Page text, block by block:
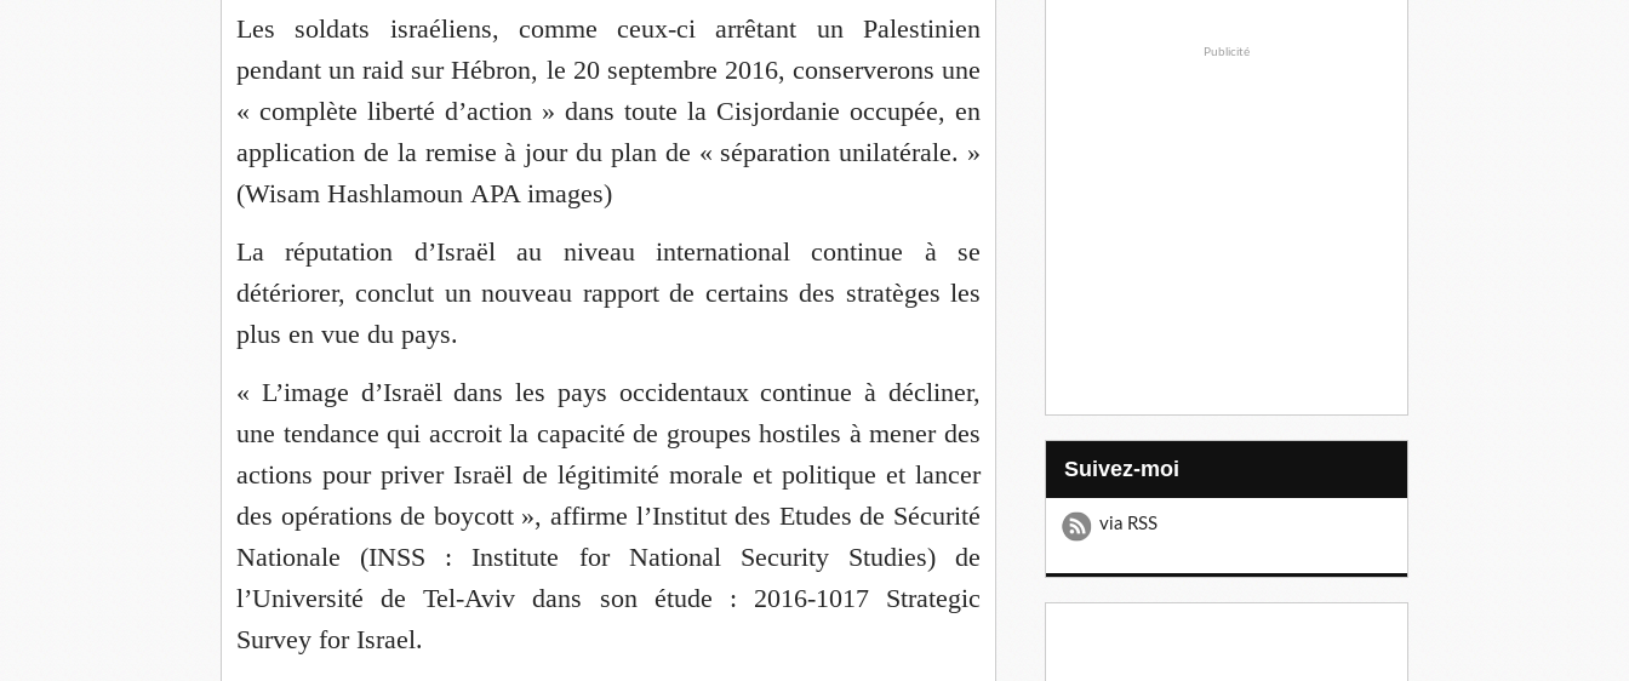
Les soldats israéliens, comme ceux-ci arrêtant un Palestinien
pendant un raid sur Hébron, le 20 septembre 2016, conserverons une
« complète liberté d’action » dans toute la Cisjordanie occupée, en
application de la remise à jour du plan de « séparation unilatérale. »
(Wisam Hashlamoun APA images)
La réputation d’Israël au niveau international continue à se
détériorer, conclut un nouveau rapport de certains des stratèges les
plus en vue du pays.
« L’image d’Israël dans les pays occidentaux continue à décliner,
une tendance qui accroit la capacité de groupes hostiles à mener des
actions pour priver Israël de légitimité morale et politique et lancer
des opérations de boycott », affirme l’Institut des Etudes de Sécurité
Nationale (INSS : Institute for National Security Studies) de
l’Université de Tel-Aviv dans son étude : 2016-1017 Strategic
Survey for Israel.
Publicité
Suivez-moi
via RSS